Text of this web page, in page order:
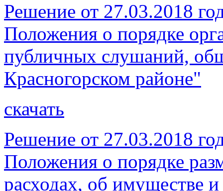
Решение от 27.03.2018
Положения о порядке
публичных слушаний,
Красногорском районе"
скачать
Решение от 27.03.2018
Положения о порядке
расходах, об имуществе и